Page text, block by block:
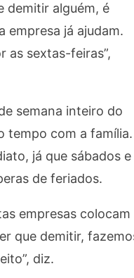
demitir alguém, é
empresa já ajudam.
as sextas-feiras”,
semana inteiro do
tempo com a família.
já que sábados e
de feriados.
empresas colocam
que demitir,
diz.